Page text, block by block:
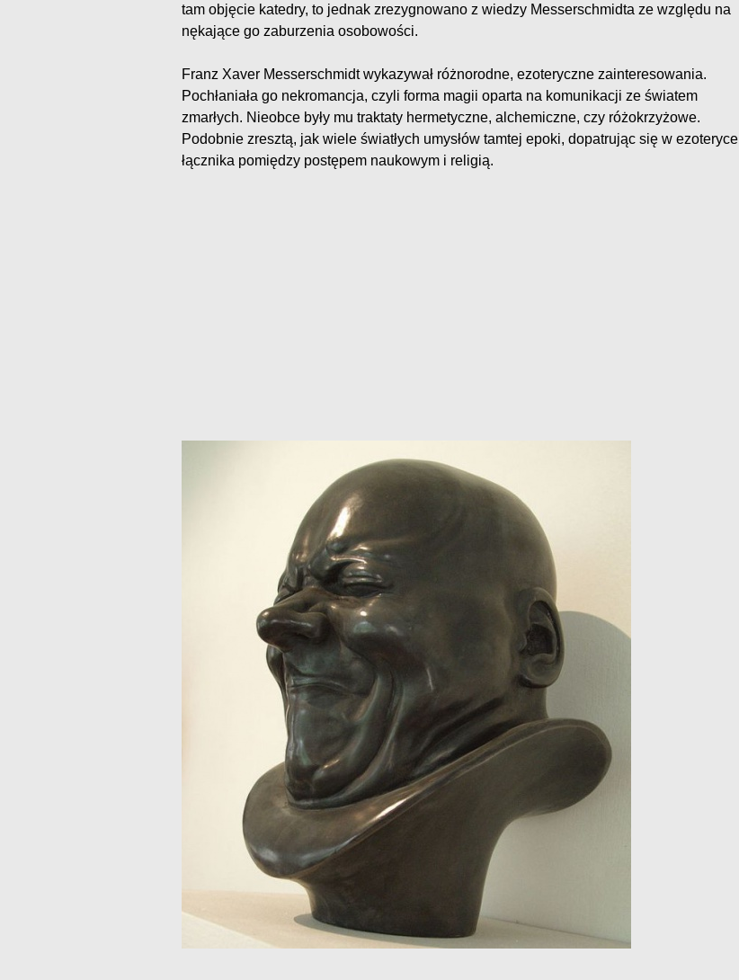
tam objęcie katedry, to jednak zrezygnowano z wiedzy Messerschmidta ze względu na
nękające go zaburzenia osobowości.
Franz Xaver Messerschmidt wykazywał różnorodne, ezoteryczne zainteresowania.
Pochłaniała go nekromancja, czyli forma magii oparta na komunikacji ze światem
zmarłych. Nieobce były mu traktaty hermetyczne, alchemiczne, czy różokrzyżowe.
Podobnie zresztą, jak wiele światłych umysłów tamtej epoki, dopatrując się w ezoteryce
łącznika pomiędzy postępem naukowym i religią.